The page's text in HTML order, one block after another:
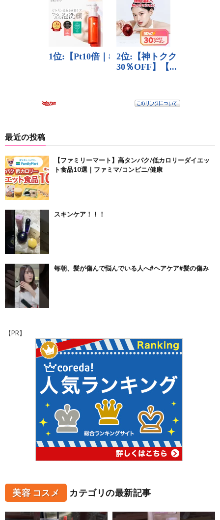
最近の投稿
【ファミリーマート】高タンパク/低カロリーダイエッ
ト食品10選｜ファミマ/コンビニ/健康
スキンケア！！！
毎朝、髪が傷んで悩んでいる人へ#ヘアケア#髪の傷み
【PR】
美容 コスメ カテゴリの最新記事